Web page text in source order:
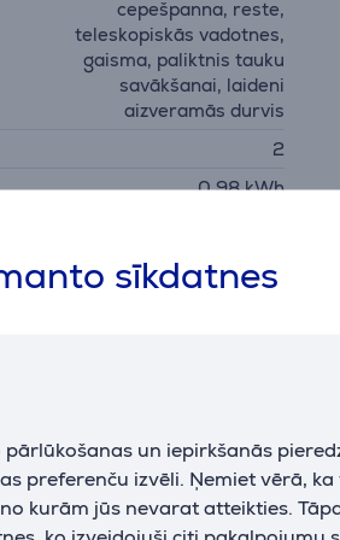
sīkdatnes
un iepirkšanās
preferenču izvēli. Ņemiet vērā,
kurām jūs nevarat atteikties.
cepešpanna, reste,
teleskopiskās vadotnes,
gaisma, paliktnis tauku
savākšanai, laideni
aizveramās durvis
2
0,98 kWh
Jā